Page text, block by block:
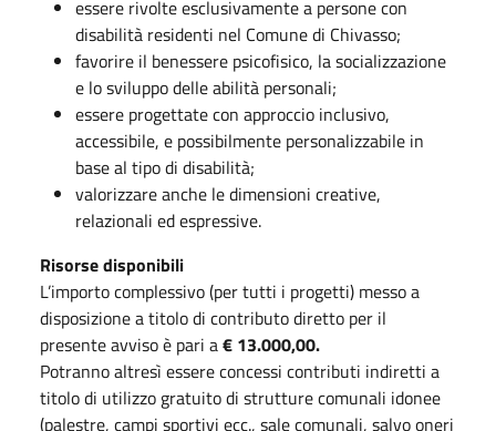
essere rivolte esclusivamente a persone con
disabilità residenti nel Comune di Chivasso;
favorire il benessere psicofisico, la socializzazione
e lo sviluppo delle abilità personali;
essere progettate con approccio inclusivo,
accessibile, e possibilmente personalizzabile in
base al tipo di disabilità;
valorizzare anche le dimensioni creative,
relazionali ed espressive.
Risorse disponibili
L’importo complessivo (per tutti i progetti) messo a
disposizione a titolo di contributo diretto per il
presente avviso è pari a€ 13.000,00.
Potranno altresì essere concessi contributi indiretti a
titolo di utilizzo gratuito di strutture comunali idonee
(palestre, campi sportivi ecc., sale comunali, salvo oneri